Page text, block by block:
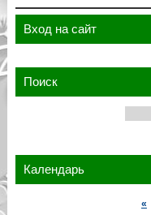
Вход на сайт
Поиск
Календарь
«